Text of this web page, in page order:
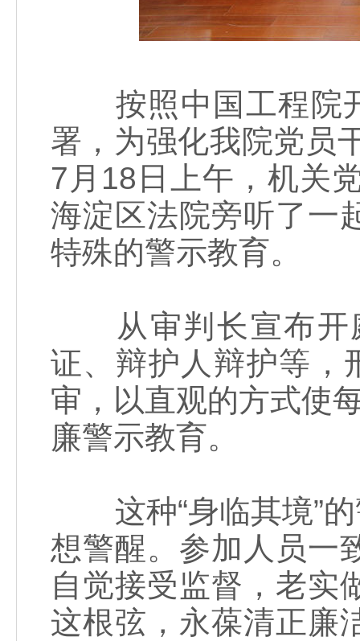
按照中国工程院开
署，为强化我院党员
7月18日上午，机关
海淀区法院旁听了一
特殊的警示教育。
从审判长宣布开
证、辩护人辩护等，
审，以直观的方式使
廉警示教育。
这种“身临其境”的
想警醒。参加人员一
自觉接受监督，老实
这根弦，永葆清正廉